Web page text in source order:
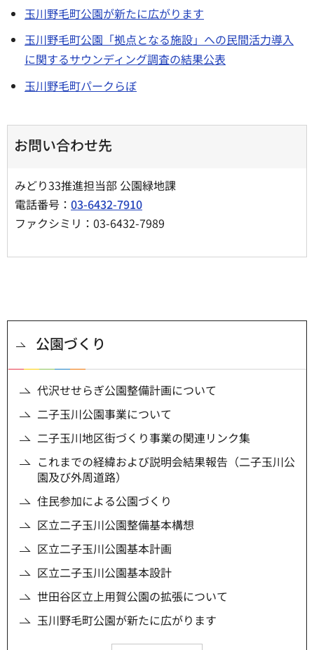
玉川野毛町公園が新たに広がります
玉川野毛町公園「拠点となる施設」への民間活力導入
に関するサウンディング調査の結果公表
玉川野毛町パークらぼ
お問い合わせ先
みどり33推進担当部 公園緑地課
電話番号： 03-6432-7910
ファクシミリ：03-6432-7989
公園づくり
代沢せせらぎ公園整備計画について
二子玉川公園事業について
二子玉川地区街づくり事業の関連リンク集
これまでの経緯および説明会結果報告（二子玉川公
園及び外周道路）
住民参加による公園づくり
区立二子玉川公園整備基本構想
区立二子玉川公園基本計画
区立二子玉川公園基本設計
世田谷区立上用賀公園の拡張について
玉川野毛町公園が新たに広がります